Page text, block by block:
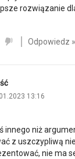
rozwiązanie
Odpowiedz »
13:16
innego niż
z uszczypliwą
nie ma